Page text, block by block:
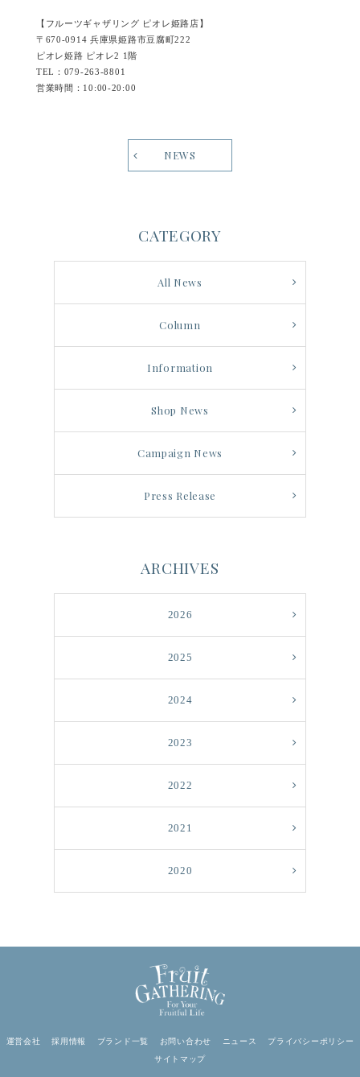
【フルーツギャザリング ピオレ姫路店】
〒670-0914 兵庫県姫路市豆腐町222
ピオレ姫路 ピオレ2 1階
TEL：079-263-8801
営業時間：10:00-20:00
NEWS
CATEGORY
All News
Column
Information
Shop News
Campaign News
Press Release
ARCHIVES
2026
2025
2024
2023
2022
2021
2020
運営会社 採用情報 ブランド一覧 お問い合わせ ニュース
プライバシーポリシー
サイトマップ